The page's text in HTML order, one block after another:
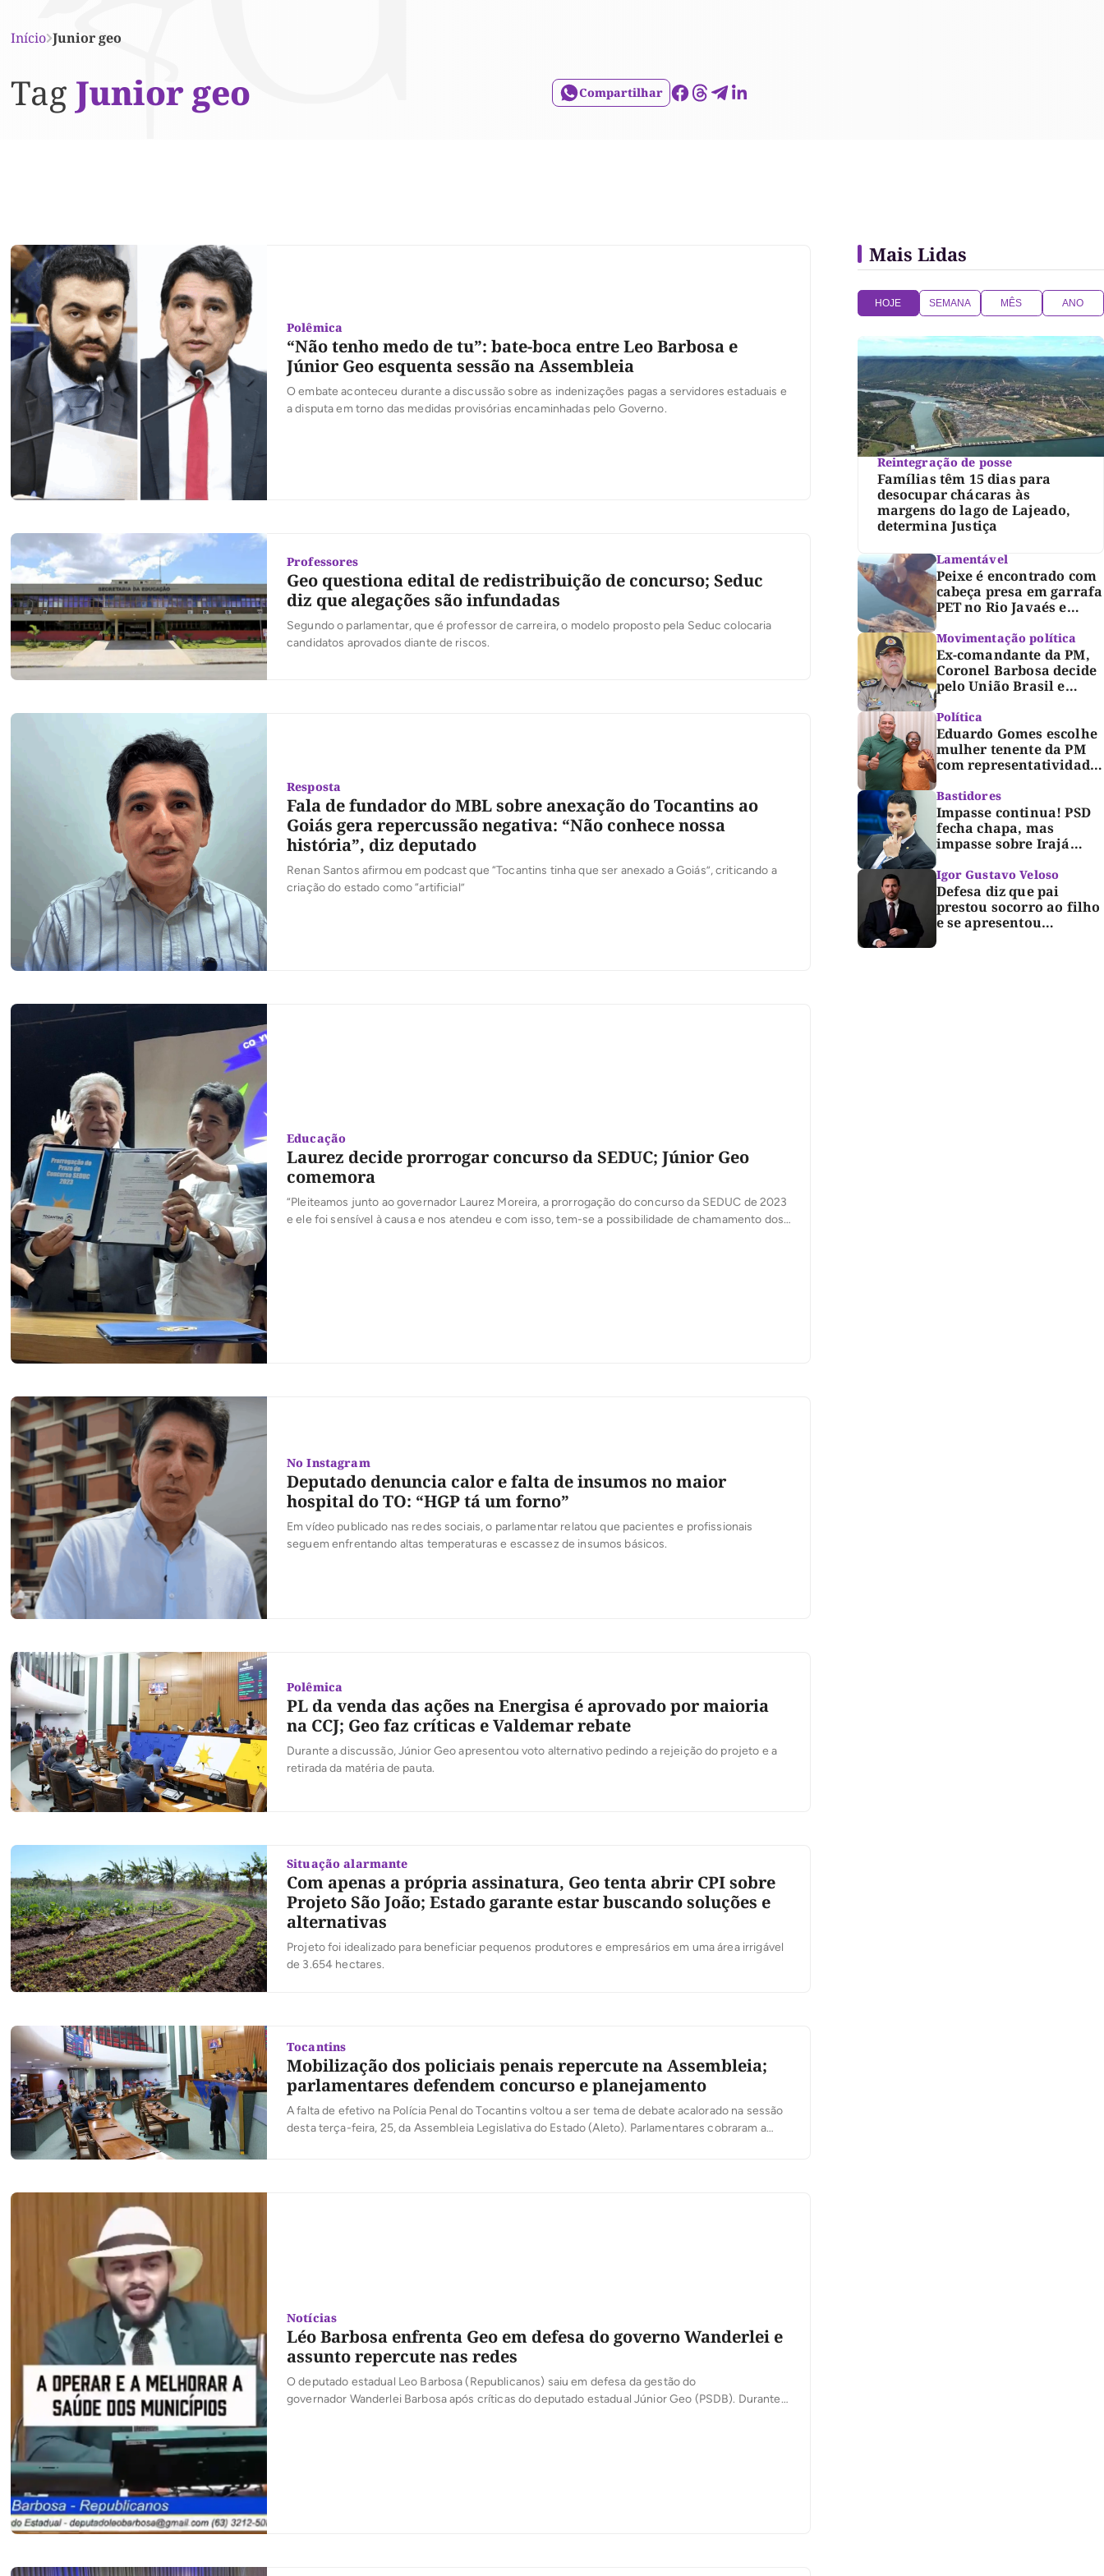
Início Junior geo
Tag Junior geo Compartilhar
Polêmica
“Não tenho medo de tu”: bate-boca entre Leo Barbosa e
Júnior Geo esquenta sessão na Assembleia
O embate aconteceu durante a discussão sobre as indenizações pagas a servidores estaduais e
a disputa em torno das medidas provisórias encaminhadas pelo Governo.
Professores
Geo questiona edital de redistribuição de concurso; Seduc
diz que alegações são infundadas
Segundo o parlamentar, que é professor de carreira, o modelo proposto pela Seduc colocaria
candidatos aprovados diante de riscos.
Resposta
Fala de fundador do MBL sobre anexação do Tocantins ao
Goiás gera repercussão negativa: “Não conhece nossa
história”, diz deputado
Renan Santos afirmou em podcast que “Tocantins tinha que ser anexado a Goiás”, criticando a
criação do estado como “artificial”
Educação
Laurez decide prorrogar concurso da SEDUC; Júnior Geo
comemora
“Pleiteamos junto ao governador Laurez Moreira, a prorrogação do concurso da SEDUC de 2023
e ele foi sensível à causa e nos atendeu e com isso, tem-se a possibilidade de chamamento dos
No Instagram
Deputado denuncia calor e falta de insumos no maior
hospital do TO: “HGP tá um forno”
Em vídeo publicado nas redes sociais, o parlamentar relatou que pacientes e profissionais
seguem enfrentando altas temperaturas e escassez de insumos básicos.
Polêmica
PL da venda das ações na Energisa é aprovado por maioria
na CCJ; Geo faz críticas e Valdemar rebate
Durante a discussão, Júnior Geo apresentou voto alternativo pedindo a rejeição do projeto e a
retirada da matéria de pauta.
Situação alarmante
Com apenas a própria assinatura, Geo tenta abrir CPI sobre
Projeto São João; Estado garante estar buscando soluções e
alternativas
Projeto foi idealizado para beneficiar pequenos produtores e empresários em uma área irrigável
de 3.654 hectares.
Tocantins
Mobilização dos policiais penais repercute na Assembleia;
parlamentares defendem concurso e planejamento
A falta de efetivo na Polícia Penal do Tocantins voltou a ser tema de debate acalorado na sessão
desta terça-feira, 25, da Assembleia Legislativa do Estado (Aleto). Parlamentares cobraram a
Notícias
Léo Barbosa enfrenta Geo em defesa do governo Wanderlei e
assunto repercute nas redes
O deputado estadual Leo Barbosa (Republicanos) saiu em defesa da gestão do
governador Wanderlei Barbosa após críticas do deputado estadual Júnior Geo (PSDB). Durante
Mais Lidas
HOJE SEMANA MÊS ANO
Reintegração de posse
Famílias têm 15 dias para
desocupar chácaras às
margens do lago de Lajeado,
determina Justiça
Lamentável
Peixe é encontrado com
cabeça presa em garrafa
PET no Rio Javaés e
vídeo alerta para
impacto do lixo nos rios
Movimentação política
Ex-comandante da PM,
Coronel Barbosa decide
pelo União Brasil e
reforça chapa federal de
Dorinha
Política
Eduardo Gomes escolhe
mulher tenente da PM
com representatividade
e trajetória de
superação para compor
segunda suplência ao
Senado
Bastidores
Impasse continua! PSD
fecha chapa, mas
impasse sobre Irajá
segue até o limite do
prazo no TRE; Laurez diz
que nome dele não foi
homologado
Igor Gustavo Veloso
Defesa diz que pai
prestou socorro ao filho
e se apresentou
espontaneamente à